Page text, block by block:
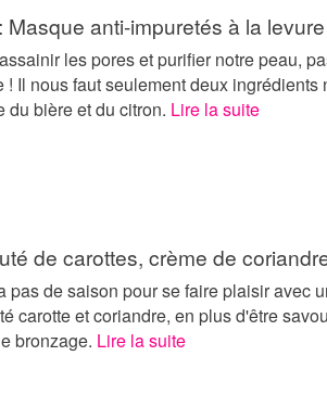
Masque anti-impuretés à la
les pores et purifier notre peau,
! Il nous faut seulement deux ingrédients
du bière et du citron. Lire la suite
de carottes, crème de
pas de saison pour se faire plaisir avec
carotte et coriandre, en plus d'être
bronzage. Lire la suite